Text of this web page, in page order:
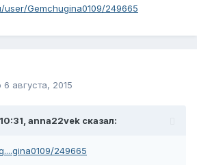
Gemchugina0109/249665
6 августа, 2015
anna22vek сказал:
249665